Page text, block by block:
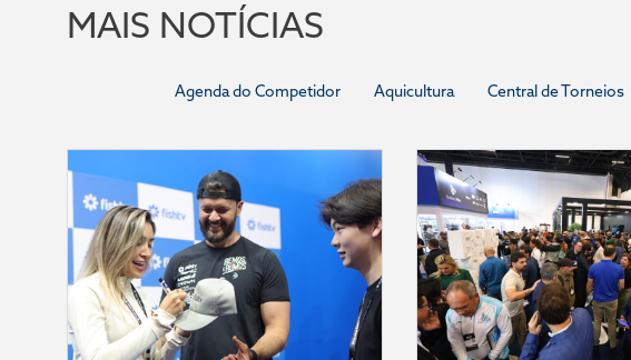
MAIS NOTÍCIAS
Agenda do Competidor Aquicultura Central de Torneios